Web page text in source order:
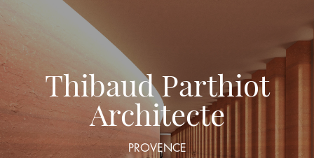
ENVIE D’AILLEURS
Thibaud Parthiot
Architecte
PROVENCE